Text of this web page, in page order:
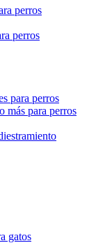
perros
perros
para perros
más para perros
gatos